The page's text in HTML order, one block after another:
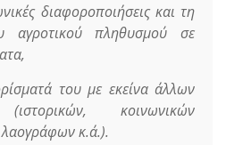
διαφοροποιήσεις και τη
αγροτικού πληθυσμού σε
του με εκείνα άλλων
κοινωνικών
κ.ά.).